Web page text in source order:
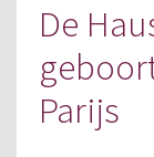
De
Parijs